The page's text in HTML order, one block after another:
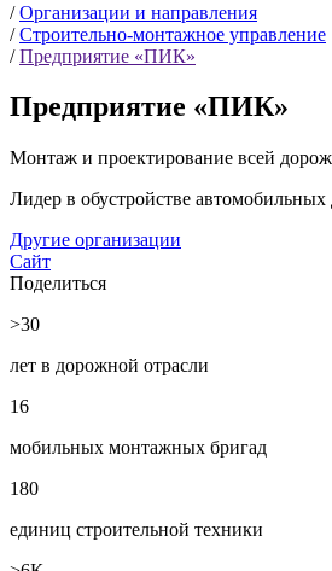
/ Организации и направления
/ Строительно-монтажное управление
/ Предприятие «ПИК»
Предприятие «ПИК»
Монтаж и проектирование всей
Лидер в обустройстве автомобильных
Другие организации
Сайт
Поделиться
>30
лет в дорожной отрасли
16
мобильных монтажных бригад
180
единиц строительной техники